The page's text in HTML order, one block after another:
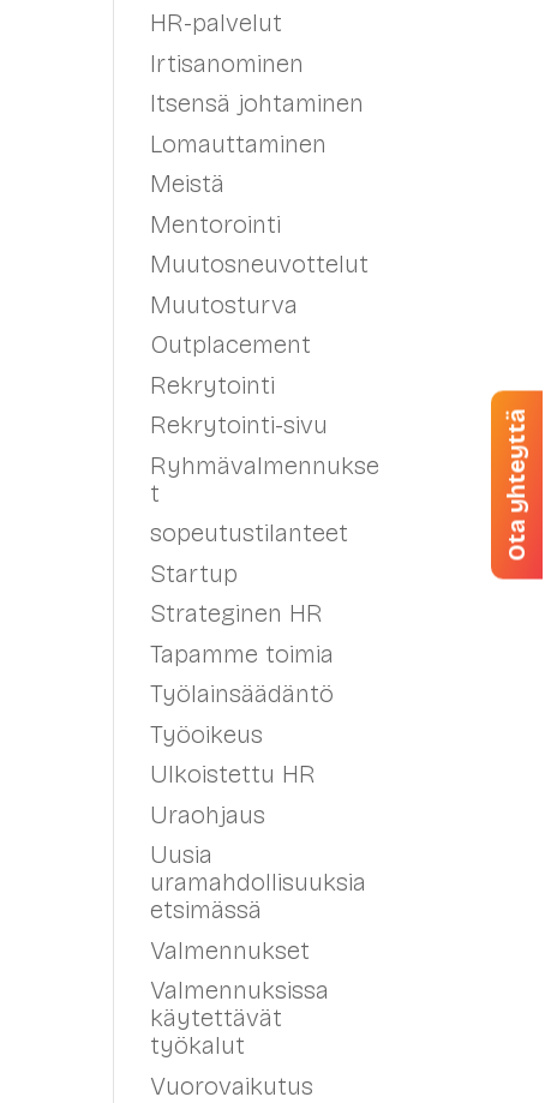
HR-palvelut
Irtisanominen
Itsensä johtaminen
Lomauttaminen
Meistä
Mentorointi
Muutosneuvottelut
Muutosturva
Outplacement
Rekrytointi
Rekrytointi-sivu
Ryhmävalmennukse
t
sopeutustilanteet
Startup
Strateginen HR
Tapamme toimia
Työlainsäädäntö
Työoikeus
Ulkoistettu HR
Uraohjaus
Uusia
uramahdollisuuksia
etsimässä
Valmennukset
Valmennuksissa
käytettävät
työkalut
Vuorovaikutus
Ota yhteyttä